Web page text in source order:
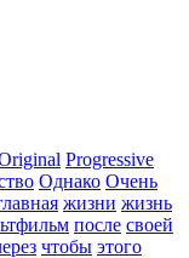
Progressive
Однако Очень
жизни жизнь
после своей
чтобы этого